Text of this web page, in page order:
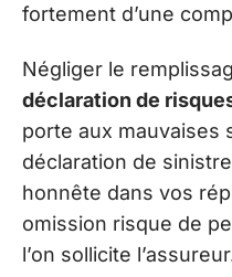
fortement d’une
Négliger le
déclaration de
porte aux mauvaises
déclaration de
honnête dans vos
omission risque de
l’on sollicite